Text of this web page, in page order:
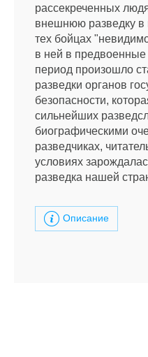
рассекреченных
внешнюю разведку в
тех бойцах
в ней в
период произошло
разведки органов
безопасности,
сильнейших
биографическими
разведчиках,
условиях
разведка нашей
Описание